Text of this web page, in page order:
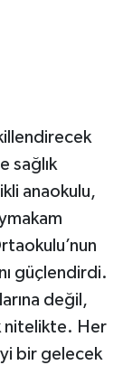
sağlık
anaokulu,
güçlendirdi.
değil,
nitelikte. Her
bir gelecek